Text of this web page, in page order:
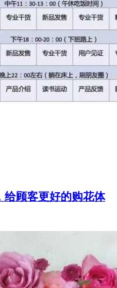
给顾客更好的购花体